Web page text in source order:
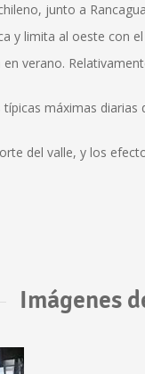
junto a
y limita al oeste con
verano.
máximas
del valle, y los
Imágenes